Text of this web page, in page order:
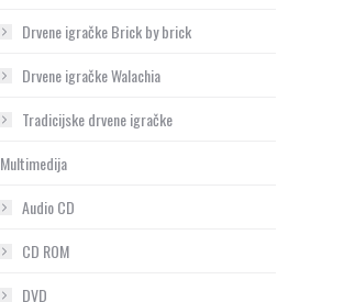
Drvene igračke Brick by brick
Drvene igračke Walachia
Tradicijske drvene igračke
Multimedija
Audio CD
CD ROM
DVD